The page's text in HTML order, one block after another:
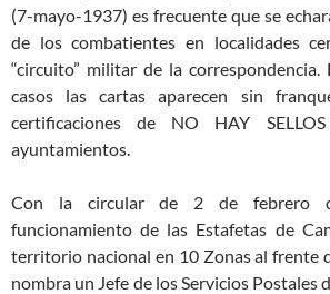
(7-mayo-1937) es frecuente que se
de los combatientes en localidades
“circuito” militar de la correspondencia.
casos las cartas aparecen sin
certificaciones de NO HAY
ayuntamientos.
Con la circular de 2 de febrero
funcionamiento de las Estafetas de
territorio nacional en 10 Zonas al frente
nombra un Jefe de los Servicios Postales